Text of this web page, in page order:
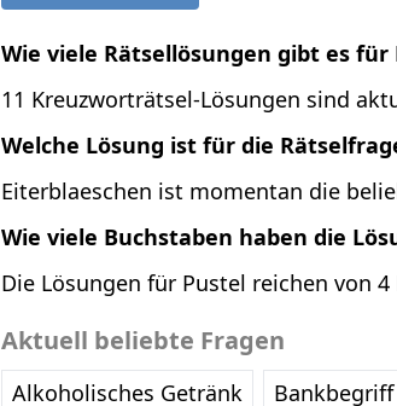
Wie viele Rätsellösungen gibt es für
11 Kreuzworträtsel-Lösungen sind
Welche Lösung ist für die
Eiterblaeschen ist momentan die
Wie viele Buchstaben haben die
Die Lösungen für Pustel reichen von
Aktuell beliebte Fragen
Alkoholisches Getränk Bankbegriff